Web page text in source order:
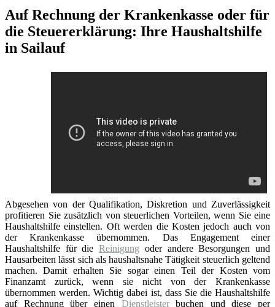
Auf Rechnung der Krankenkasse oder für
die Steuererklärung: Ihre Haushaltshilfe
in Sailauf
Abgesehen von der Qualifikation, Diskretion und Zuverlässigkeit
profitieren Sie zusätzlich von steuerlichen Vorteilen, wenn Sie eine
Haushaltshilfe einstellen. Oft werden die Kosten jedoch auch von
der Krankenkasse übernommen. Das Engagement einer
Haushaltshilfe für dieReinigung oder andere Besorgungen und
Hausarbeiten lässt sich als haushaltsnahe Tätigkeit steuerlich geltend
machen. Damit erhalten Sie sogar einen Teil der Kosten vom
Finanzamt zurück, wenn sie nicht von der Krankenkasse
übernommen werden. Wichtig dabei ist, dass Sie die Haushaltshilfe
auf Rechnung über einen Dienstleisterbuchen und diese per